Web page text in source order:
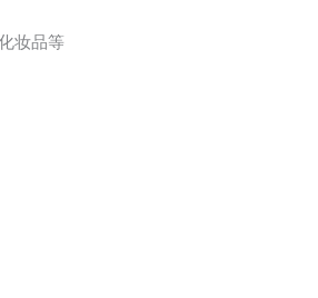
妆品等